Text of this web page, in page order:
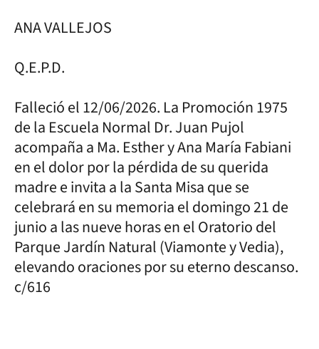
ANA VALLEJOS
Q.E.P.D.
Falleció el 12/06/2026. La Promoción 1975
de la Escuela Normal Dr. Juan Pujol
acompaña a Ma. Esther y Ana María Fabiani
en el dolor por la pérdida de su querida
madre e invita a la Santa Misa que se
celebrará en su memoria el domingo 21 de
junio a las nueve horas en el Oratorio del
Parque Jardín Natural (Viamonte y Vedia),
elevando oraciones por su eterno descanso.
c/616